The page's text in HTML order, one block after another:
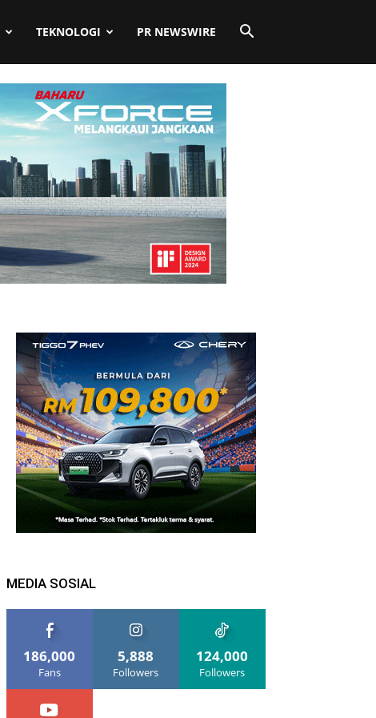
TEKNOLOGI PR NEWSWIRE
MEDIA SOSIAL
186,000
Fans
5,888
Followers
124,000
Followers